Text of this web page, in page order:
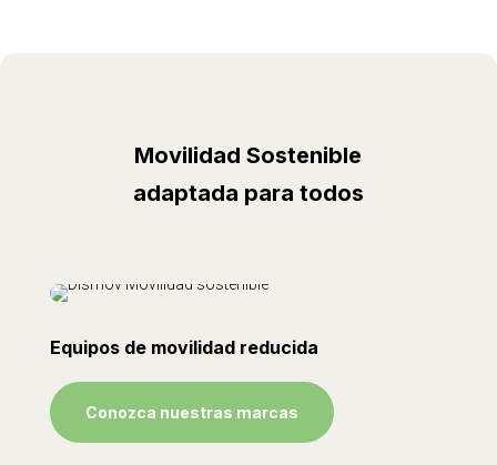
Movilidad Sostenible
adaptada para todos
Equipos de movilidad reducida
Conozca nuestras marcas